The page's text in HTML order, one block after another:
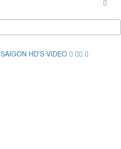
SAIGON HD'S VIDEO